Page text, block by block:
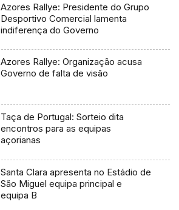
Azores Rallye: Presidente do Grupo
Desportivo Comercial lamenta
indiferença do Governo
Azores Rallye: Organização acusa
Governo de falta de visão
Taça de Portugal: Sorteio dita
encontros para as equipas
açorianas
Santa Clara apresenta no Estádio de
São Miguel equipa principal e
equipa B